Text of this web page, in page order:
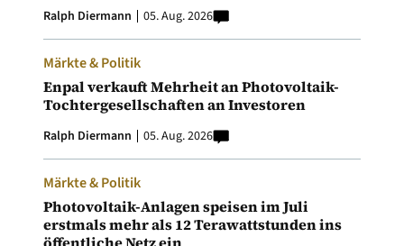
Ralph Diermann 05. Aug. 2026
Märkte & Politik
Enpal verkauft Mehrheit an Photovoltaik-
Tochtergesellschaften an Investoren
Ralph Diermann 05. Aug. 2026
Märkte & Politik
Photovoltaik-Anlagen speisen im Juli
erstmals mehr als 12 Terawattstunden ins